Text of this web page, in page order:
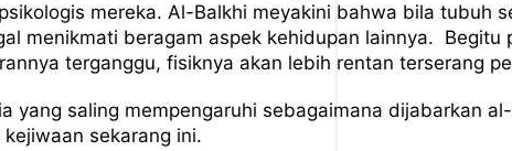
mereka. Al-Balkhi meyakini bahwa bila tubuh
menikmati beragam aspek kehidupan lainnya. Begitu
terganggu, fisiknya akan lebih rentan terserang
yang saling mempengaruhi sebagaimana dijabarkan
sekarang ini.